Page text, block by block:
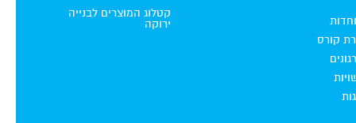
קורס
קטלוג המוצרים לבנייה
ירוקה